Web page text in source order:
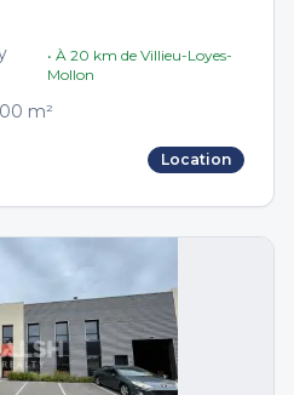
• À 20 km de Villieu-Loyes-
Mollon
m²
Location